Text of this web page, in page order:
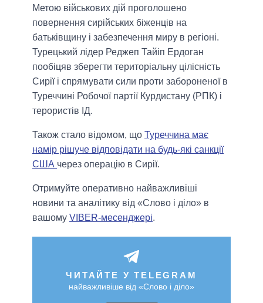
Метою військових дій проголошено
повернення сирійських біженців на
батьківщину і забезпечення миру в регіоні.
Турецький лідер Реджеп Тайіп Ердоган
пообіцяв зберегти територіальну цілісність
Сирії і спрямувати сили проти забороненої в
Туреччині Робочої партії Курдистану (РПК) і
терористів ІД.
Також стало відомом, що Туреччина має
намір рішуче відповідати на будь-які санкції
США через операцію в Сирії.
Отримуйте оперативно найважливіші
новини та аналітику від «Слово і діло» в
вашому VIBER-месенджері.
ЧИТАЙТЕ У TELEGRAM
найважливіше від «Слово і діло»